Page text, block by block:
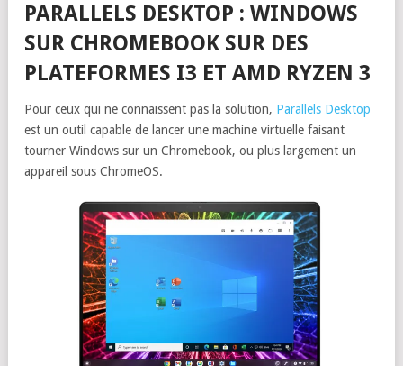
PARALLELS DESKTOP : WINDOWS
SUR CHROMEBOOK SUR DES
PLATEFORMES I3 ET AMD RYZEN 3
Pour ceux qui ne connaissent pas la solution, Parallels Desktop
est un outil capable de lancer une machine virtuelle faisant
tourner Windows sur un Chromebook, ou plus largement un
appareil sous ChromeOS.